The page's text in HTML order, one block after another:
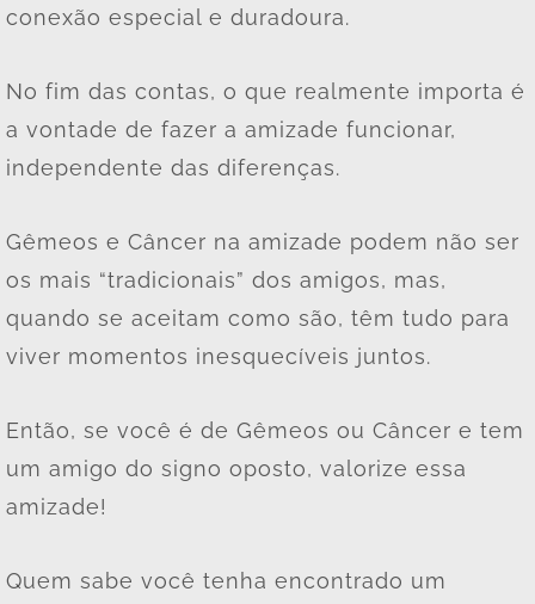
conexão especial e duradoura.
No fim das contas, o que realmente importa é
a vontade de fazer a amizade funcionar,
independente das diferenças.
Gêmeos e Câncer na amizade podem não ser
os mais “tradicionais” dos amigos, mas,
quando se aceitam como são, têm tudo para
viver momentos inesquecíveis juntos.
Então, se você é de Gêmeos ou Câncer e tem
um amigo do signo oposto, valorize essa
amizade!
Quem sabe você tenha encontrado um